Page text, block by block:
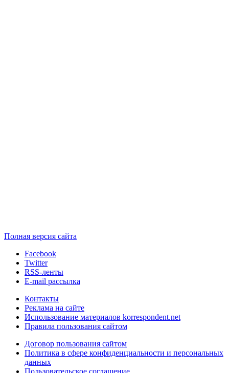
Полная версия сайта
Facebook
Twitter
RSS-ленты
E-mail рассылка
Контакты
Реклама на сайте
Использование материалов korrespondent.net
Правила пользования сайтом
Договор пользования сайтом
Политика в сфере конфиденциальности и персональных
данных
Пользовательское соглашение